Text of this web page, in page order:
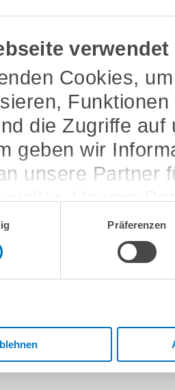
Cookies,
die Zugriffe
geben wir
unsere Partner
weiter. Unsere
mit
haben oder
haben.
Präferenzen